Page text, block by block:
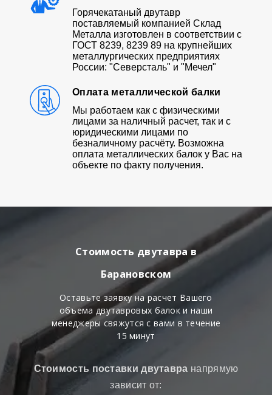
Горячекатаный двутавр
поставляемый компанией Склад
Металла изготовлен в соответствии с
ГОСТ 8239, 8239 89 на крупнейших
металлургических предприятиях
России: "Северсталь" и "Мечел"
Оплата металлической балки
Мы работаем как с физическими
лицами за наличный расчет, так и с
юридическими лицами по
безналичному расчёту. Возможна
оплата металлических балок у Вас на
объекте по факту получения.
Стоимость двутавра в
Барановском
Оставьте заявку на расчет Вашего
объема двутавровых балок и наши
менеджеры свяжутся с вами в течение
15 минут
Стоимость поставки двутавра напрямую
зависит от: